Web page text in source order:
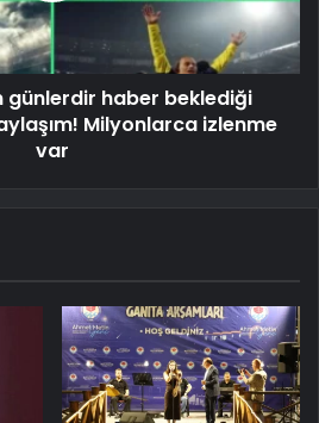
günlerdir haber beklediği
Milyonlarca izlenme
var